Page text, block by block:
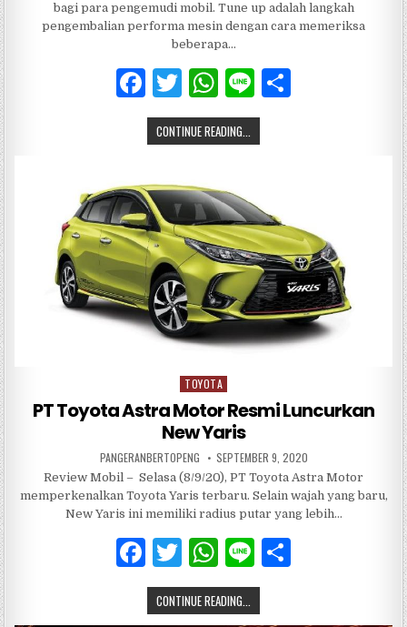
bagi para pengemudi mobil. Tune up adalah langkah
pengembalian performa mesin dengan cara memeriksa
beberapa…
F
a
c
b
o
o
k
T
w
it
r
W
h
at
A
p
p
Li
n
CONTINUE READING...
Posted
in
TOYOTA
PT Toyota Astra Motor Resmi Luncurkan
New Yaris
PANGERANBERTOPENG SEPTEMBER 9, 2020
Review Mobil – Selasa (8/9/20), PT Toyota Astra Motor
memperkenalkan Toyota Yaris terbaru. Selain wajah yang baru,
New Yaris ini memiliki radius putar yang lebih…
F
a
c
T
w
it
W
h
at
Li
n
CONTINUE READING...